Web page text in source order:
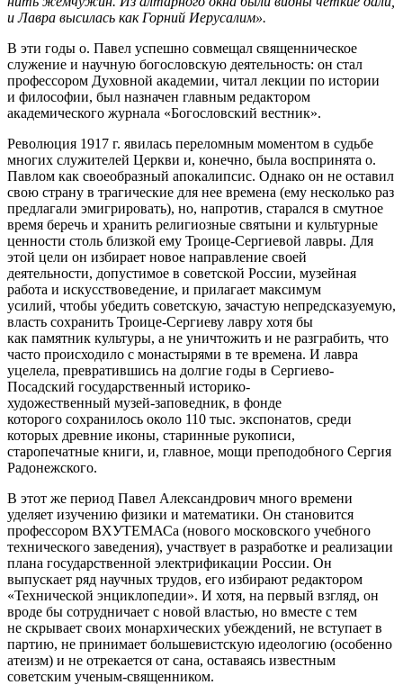
и Лавра высилась как Горний Иерусалим».
В эти годы о. Павел успешно совмещал священническое
служение и научную богословскую деятельность: он стал
профессором Духовной академии, читал лекции по истории
и философии, был назначен главным редактором
академического журнала «Богословский вестник».
Революция 1917 г. явилась переломным моментом в судьбе
многих служителей Церкви и, конечно, была воспринята о.
Павлом как своеобразный апокалипсис. Однако он не оставил
свою страну в трагические для нее времена (ему несколько раз
предлагали эмигрировать), но, напротив, старался в смутное
время беречь и хранить религиозные святыни и культурные
ценности столь близкой ему Троице-Сергиевой лавры. Для
этой цели он избирает новое направление своей
деятельности, допустимое в советской России, музейная
работа и искусствоведение, и прилагает максимум
усилий, чтобы убедить советскую, зачастую непредсказуемую,
власть сохранить Троице-Сергиеву лавру хотя бы
как памятник культуры, а не уничтожить и не разграбить, что
часто происходило с монастырями в те времена. И лавра
уцелела, превратившись на долгие годы в Сергиево-
Посадский государственный историко-
художественный музей-заповедник, в фонде
которого сохранилось около 110 тыс. экспонатов, среди
которых древние иконы, старинные рукописи,
старопечатные книги, и, главное, мощи преподобного Сергия
Радонежского.
В этот же период Павел Александрович много времени
уделяет изучению физики и математики. Он становится
профессором ВХУТЕМАСа (нового московского учебного
технического заведения), участвует в разработке и реализации
плана государственной электрификации России. Он
выпускает ряд научных трудов, его избирают редактором
«Технической энциклопедии». И хотя, на первый взгляд, он
вроде бы сотрудничает с новой властью, но вместе с тем
не скрывает своих монархических убеждений, не вступает в
партию, не принимает большевистскую идеологию (особенно
атеизм) и не отрекается от сана, оставаясь известным
советским ученым-священником.